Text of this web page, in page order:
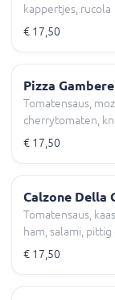
kappertjes, rucola
€ 17,50
Pizza
Tomatensaus,
cherrytomaten,
€ 17,50
Calzone Della
Tomatensaus,
ham, salami,
€ 17,50